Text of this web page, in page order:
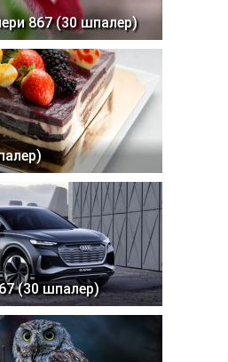
867 (30 шпалер)
(30 шпалер)